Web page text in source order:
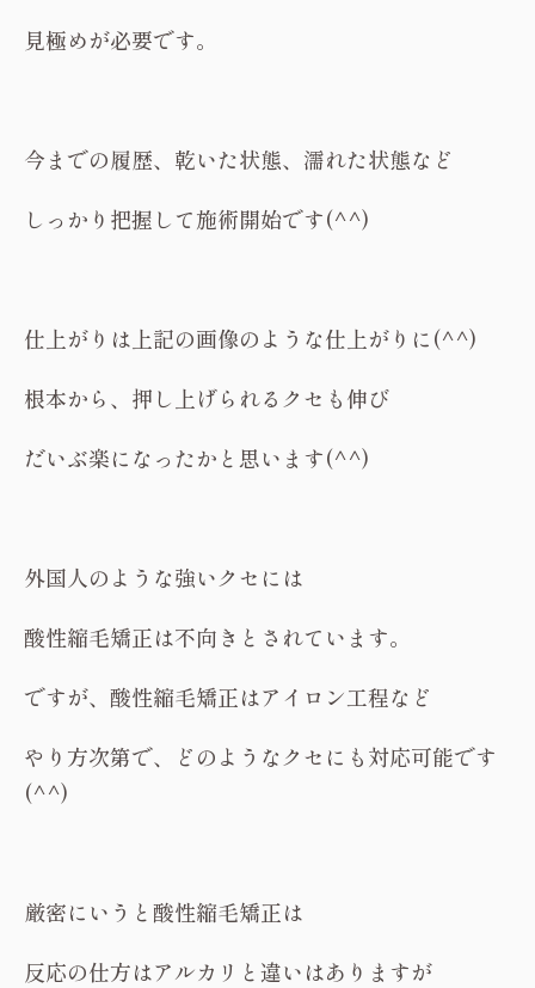
見極めが必要です。
今までの履歴、乾いた状態、濡れた状態など
しっかり把握して施術開始です(^^)
仕上がりは上記の画像のような仕上がりに(^^)
根本から、押し上げられるクセも伸び
だいぶ楽になったかと思います(^^)
外国人のような強いクセには
酸性縮毛矯正は不向きとされています。
ですが、酸性縮毛矯正はアイロン工程など
やり方次第で、どのようなクセにも対応可能です
(^^)
厳密にいうと酸性縮毛矯正は
反応の仕方はアルカリと違いはありますが